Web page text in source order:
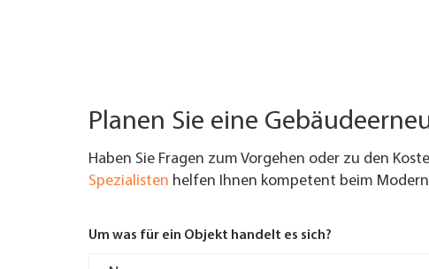
Planen Sie eine
Haben Sie Fragen zum Vorgehen oder zu den
Spezialisten helfen Ihnen kompetent beim
Um was für ein Objekt handelt es sich?